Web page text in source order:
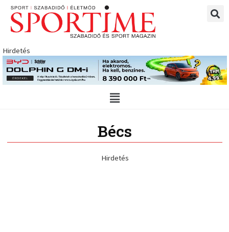
Skip
content
Hirdetés
Main
Menu
Bécs
Hirdetés